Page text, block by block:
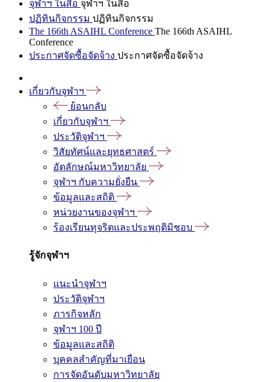
จุฬาฯ ในสื่อ จุฬาฯ ในสื่อ
ปฏิทินกิจกรรม ปฏิทินกิจกรรม
The 166th ASAIHL Conference The 166th ASAIHL
Conference
ประกาศจัดซื้อจัดจ้าง ประกาศจัดซื้อจัดจ้าง
เกี่ยวกับจุฬาฯ
ย้อนกลับ
เกี่ยวกับจุฬาฯ
ประวัติจุฬาฯ
วิสัยทัศน์และยุทธศาสตร์
อัตลักษณ์มหาวิทยาลัย
จุฬาฯ กับความยั่งยืน
ข้อมูลและสถิติ
หน่วยงานของจุฬาฯ
ร้องเรียนทุจริตและประพฤติมิชอบ
รู้จักจุฬาฯ
แนะนำจุฬาฯ
ประวัติจุฬาฯ
ภารกิจหลัก
จุฬาฯ 100 ปี
ข้อมูลและสถิติ
บุคคลสำคัญที่มาเยือน
การจัดอันดับมหาวิทยาลัย